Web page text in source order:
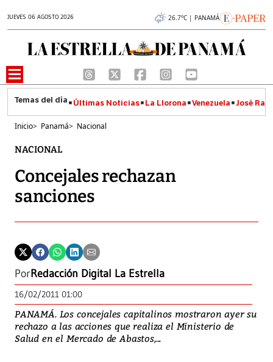
JUEVES 06 AGOSTO 2026 26.7°C | PANAMÁ
Últimas Noticias La Llorona Venezuela José
Inicio> Panamá> Nacional
NACIONAL
Concejales rechazan
sanciones
PorRedacción Digital La Estrella
16/02/2011 01:00
PANAMÁ. Los concejales capitalinos mostraron ayer su
rechazo a las acciones que realiza el Ministerio de
Salud en el Mercado de Abastos,...